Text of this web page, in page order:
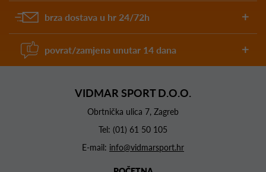
brza dostava u hr 24/72h
povrat/zamjena unutar 14 dana
VIDMAR SPORT D.O.O.
Obrtnička ulica 7, Zagreb
Tel: (01) 61 50 105
E-mail: info@vidmarsport.hr